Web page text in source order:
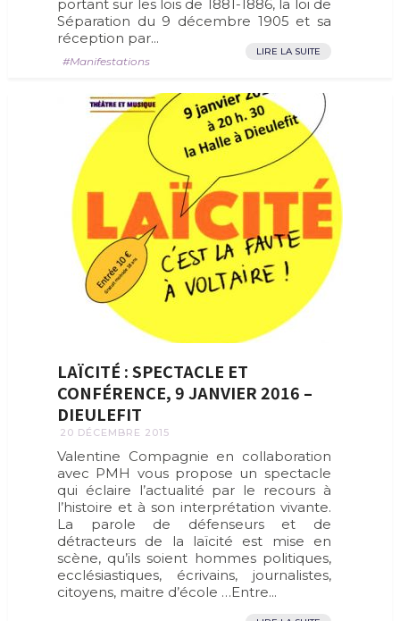
portant sur les lois de 1881-1886, la loi de
Séparation du 9 décembre 1905 et sa
réception par...
LIRE LA SUITE
Manifestations
LAÏCITÉ : SPECTACLE ET
CONFÉRENCE, 9 JANVIER 2016 –
DIEULEFIT
20 DÉCEMBRE 2015
Valentine Compagnie en collaboration
avec PMH vous propose un spectacle
qui éclaire l’actualité par le recours à
l’histoire et à son interprétation vivante.
La parole de défenseurs et de
détracteurs de la laïcité est mise en
scène, qu’ils soient hommes politiques,
ecclésiastiques, écrivains, journalistes,
citoyens, maitre d’école …Entre...